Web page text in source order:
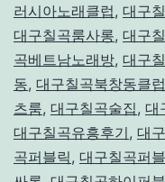
러시아노래클럽, 대구
대구칠곡룸사롱, 대구
곡베트남노래방, 대구
동, 대구칠곡북창동클럽
츠룸, 대구칠곡술집, 대
대구칠곡유흥후기, 대
곡퍼블릭, 대구칠곡퍼